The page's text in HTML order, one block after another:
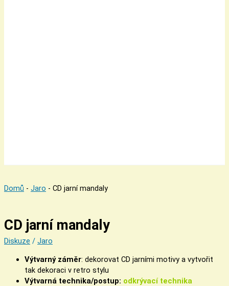
Domů - Jaro - CD jarní mandaly
CD jarní mandaly
Diskuze / Jaro
Výtvarný záměr: dekorovat CD jarními motivy a vytvořit
tak dekoraci v retro stylu
Výtvarná technika/postup: odkrývací technika